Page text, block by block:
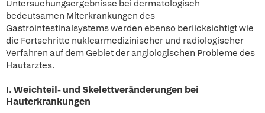
Untersuchungsergebnisse bei dermatologisch
bedeutsamen Miterkrankungen des
Gastrointestinalsystems werden ebenso beriicksichtigt wie
die Fortschritte nuklearmedizinischer und radiologischer
Verfahren auf dem Gebiet der angiologischen Probleme des
Hautarztes.
I. Weichteil- und Skelettveränderungen bei
Hauterkrankungen